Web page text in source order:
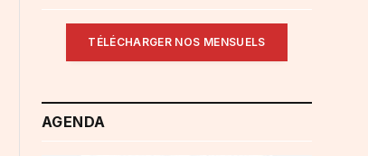
TÉLÉCHARGER NOS MENSUELS
AGENDA